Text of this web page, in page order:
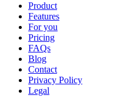
Product
Features
For you
Pricing
FAQs
Blog
Contact
Privacy Policy
Legal